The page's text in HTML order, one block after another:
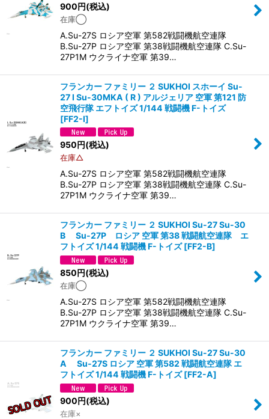
900円(税込)
在庫◯
A.Su-27S ロシア空軍 第582戦闘機航空連隊
B.Su-27P ロシア空軍 第38戦闘機航空連隊 C.Su-
27P1M ウクライナ空軍 第39…
フランカー ファミリー ２ SUKHOI スホーイ Su-
27 I Su-30MKA ( R ) アルジェリア 空軍 第121 防
空飛行隊 エフトイズ 1/144 戦闘機 F-トイズ
[FF2-I]
950円(税込)
在庫△
A.Su-27S ロシア空軍 第582戦闘機航空連隊
B.Su-27P ロシア空軍 第38戦闘機航空連隊 C.Su-
27P1M ウクライナ空軍 第39…
フランカー ファミリー ２ SUKHOI Su-27 Su-30
B Su-27P ロシア 空軍 第38 戦闘航空連隊 エ
フトイズ 1/144 戦闘機 F-トイズ [FF2-B]
850円(税込)
在庫◯
A.Su-27S ロシア空軍 第582戦闘機航空連隊
B.Su-27P ロシア空軍 第38戦闘機航空連隊 C.Su-
27P1M ウクライナ空軍 第39…
フランカー ファミリー ２ SUKHOI Su-27 Su-30
A Su-27S ロシア 空軍 第582 戦闘航空連隊 エ
フトイズ 1/144 戦闘機 F-トイズ [FF2-A]
900円(税込)
在庫×